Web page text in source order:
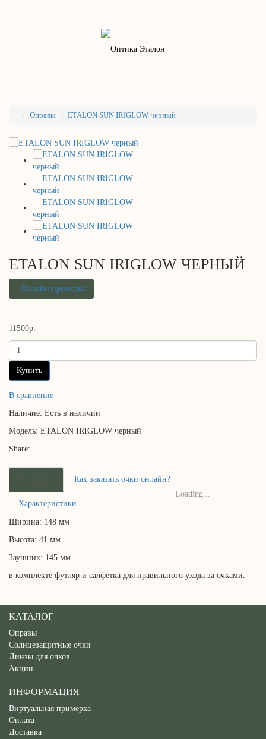
Оправы ETALON SUN IRIGLOW черный
Loading...
ETALON SUN IRIGLOW ЧЕРНЫЙ
Онлайн примерка
11500р.
Купить
В сравнение
Наличие: Есть в наличии
Модель: ETALON IRIGLOW черный
Share:
Как заказать очки онлайн?
Характеристики
Ширина: 148 мм
Высота: 41 мм
Заушник: 145 мм
в комплекте футляр и салфетка для правильного ухода за очками.
КАТАЛОГ
Оправы
Солнцезащитные очки
Линзы для очков
Акции
ИНФОРМАЦИЯ
Виртуальная примерка
Оплата
Доставка